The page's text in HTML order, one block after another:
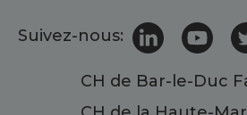
Suivez-nous:
CH de Bar-le-Duc